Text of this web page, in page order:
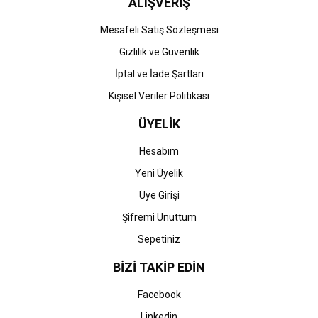
Mesafeli Satış Sözleşmesi
Gizlilik ve Güvenlik
İptal ve İade Şartları
Kişisel Veriler Politikası
ÜYELİK
Hesabım
Yeni Üyelik
Üye Girişi
Şifremi Unuttum
Sepetiniz
BİZİ TAKİP EDİN
Facebook